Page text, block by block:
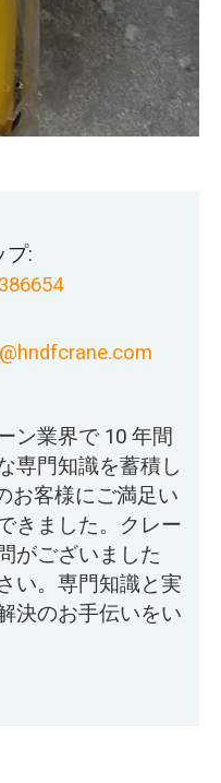
プ:
ン業界で 10 年間
専門知識を蓄積し
お客様にご満足い
きました。クレー
がございました
い。専門知識と実
決のお手伝いをい